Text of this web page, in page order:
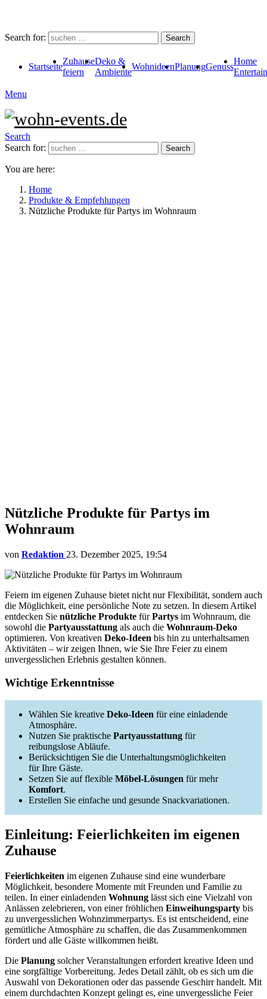
Search for: Search
Startseite
Zuhause
feiern
Deko &
Ambiente
WohnideenPlanungGenuss
Home
Menu
Search
Search for:
Search
You are here:
Home
Produkte & Empfehlungen
Nützliche Produkte für Partys im Wohnraum
Nützliche Produkte für Partys im
Wohnraum
von Redaktion 23. Dezember 2025, 19:54
Feiern im eigenen Zuhause bietet nicht nur Flexibilität, sondern auch
die Möglichkeit, eine persönliche Note zu setzen. In diesem Artikel
entdecken Sie nützliche Produkte fürPartys im Wohnraum, die
sowohl die Partyausstattung als auch die Wohnraum-Deko
optimieren. Von kreativen Deko-Ideen bis hin zu unterhaltsamen
Aktivitäten – wir zeigen Ihnen, wie Sie Ihre Feier zu einem
unvergesslichen Erlebnis gestalten können.
Wichtige Erkenntnisse
Wählen Sie kreative Deko-Ideen für eine einladende
Atmosphäre.
Nutzen Sie praktische Partyausstattung für
reibungslose Abläufe.
Berücksichtigen Sie die Unterhaltungsmöglichkeiten
für Ihre Gäste.
Setzen Sie auf flexible Möbel-Lösungen für mehr
Komfort.
Erstellen Sie einfache und gesunde Snackvariationen.
Einleitung: Feierlichkeiten im eigenen
Zuhause
Feierlichkeiten im eigenen Zuhause sind eine wunderbare
Möglichkeit, besondere Momente mit Freunden und Familie zu
teilen. In einer einladenden Wohnung lässt sich eine Vielzahl von
Anlässen zelebrieren, von einer fröhlichen Einweihungsparty bis
zu unvergesslichen Wohnzimmerpartys. Es ist entscheidend, eine
gemütliche Atmosphäre zu schaffen, die das Zusammenkommen
fördert und alle Gäste willkommen heißt.
Die Planung solcher Veranstaltungen erfordert kreative Ideen und
eine sorgfältige Vorbereitung. Jedes Detail zählt, ob es sich um die
Auswahl von Dekorationen oder das passende Geschirr handelt. Mit
einem durchdachten Konzept gelingt es, eine unvergessliche Feier